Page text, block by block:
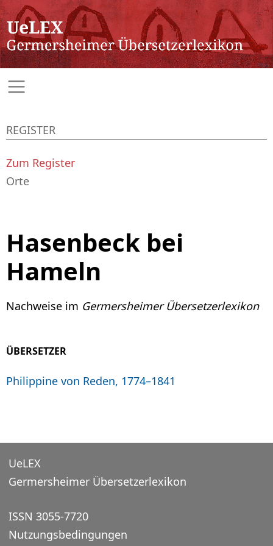
Hasenbeck bei
Hameln
Nachweise im Germersheimer Übersetzerlexikon
ÜBERSETZER
Philippine von Reden, 1774–1841
REGISTER
Zum Register
Orte
UeLEX
Germersheimer Übersetzerlexikon
ISSN 3055-7720
Nutzungsbedingungen